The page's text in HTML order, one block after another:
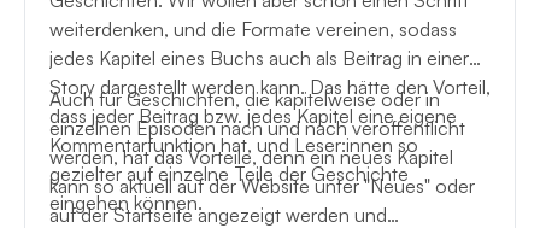
weiterdenken, und die Formate vereinen, sodass
jedes Kapitel eines Buchs auch als Beitrag in einer
Story dargestellt werden kann. Das hätte den Vorteil,
dass jeder Beitrag bzw. jedes Kapitel eine eigene
Kommentarfunktion hat, und Leser:innen so
gezielter auf einzelne Teile der Geschichte
eingehen können.
Auch für Geschichten, die kapitelweise oder in
einzelnen Episoden nach und nach veröffentlicht
werden, hat das Vorteile, denn ein neues Kapitel
kann so aktuell auf der Website unter "Neues" oder
auf der Startseite angezeigt werden und